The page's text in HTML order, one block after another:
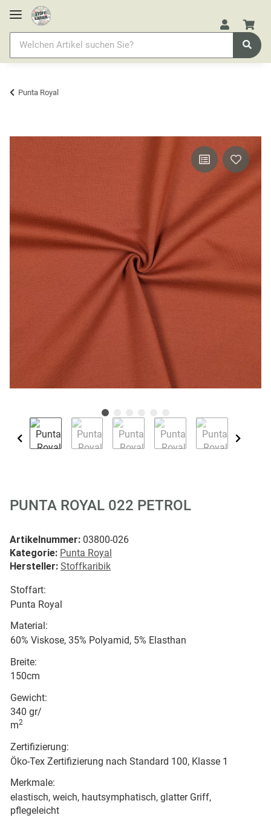
Punta Royal
PUNTA ROYAL 022 PETROL
Artikelnummer: 03800-026
Kategorie: Punta Royal
Hersteller: Stoffkaribik
Stoffart:
Punta Royal
Material:
60% Viskose, 35% Polyamid, 5% Elasthan
Breite:
150cm
Gewicht:
340 gr/
m2
Zertifizierung:
Öko-Tex Zertifizierung nach Standard 100, Klasse 1
Merkmale:
elastisch, weich, hautsymphatisch, glatter Griff,
pflegeleicht